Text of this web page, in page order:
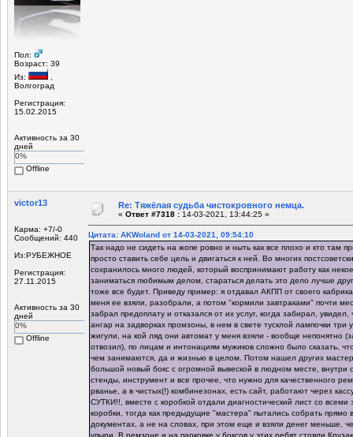
Пол:
Возраст: 39
Из:
Волгоград
Регистрация:
15.02.2015
Активность за 30
дней
0%
Offline
victor13
Карма: +7/-0
Сообщений: 440
Из:РУБЕЖНОЕ
Регистрация:
27.11.2015
Активность за 30
дней
0%
Offline
Re: Тяжёлая судьба чистокровного немца.
« Ответ #7318 : 14-03-2021, 13:44:25 »
Цитата: AKWoland от 14-03-2021, 09:54:10
Так надо не сидеть на жопе ровно и ныть как все плохо и кто там
просто ставить себе цель и двигаться к ней. Во многих
сохранилось много людей, который воспринимают работу как
заниматься любимым делом, стараться делать это дело лучше
тоже все будет. Приведу пример: я отдавал АКПП от своего
меня ее взяли, разобрали, а потом "кормили завтраками" почти
забрал предоплату и отказался от их услуг, когда забирал,
ангар на задворках промзоны, в нем в свете тусклой лампочки три
жигули, на кой ляд они автомат у меня взяли - вообще непонятно
отвозил), по лицам и интонациям мужиков сложно было сказать,
чем занимаются, да и жизнью в целом. Потом нашел других
большой новый бокс с огромной вывеской в людном месте, внутри
стенды, инструмент и все прочее, что нужно для качественного
рванье, а в чистых(!) комбинезонах, есть сайт, работают через
СУТКИ!!, вместе с коробкой отдали диагностический лист со
коробки, тогда как предыдущие "мастера" пытались собрать прямо
документах, а не на словах, при этом еще и взяли денег меньше,
упыри. В ремзоне и на парковке у боксов у этих ребят стояли